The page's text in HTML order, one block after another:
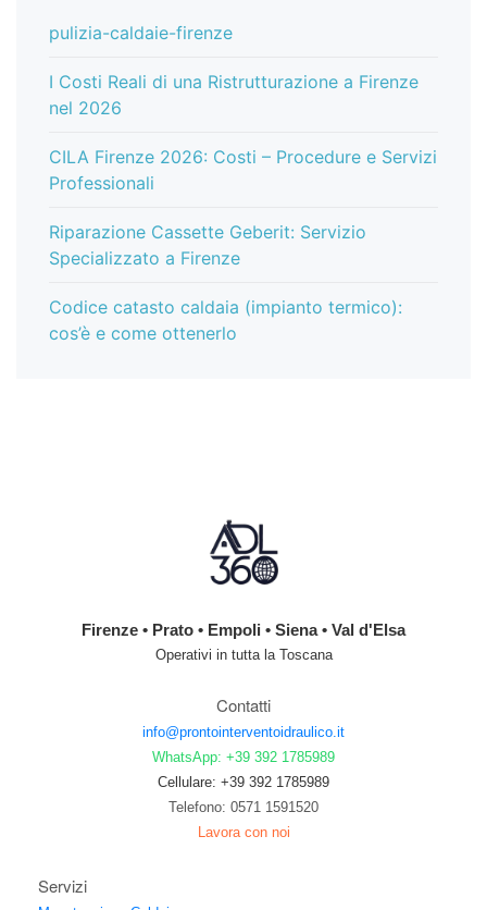
pulizia-caldaie-firenze
I Costi Reali di una Ristrutturazione a Firenze
nel 2026
CILA Firenze 2026: Costi – Procedure e Servizi
Professionali
Riparazione Cassette Geberit: Servizio
Specializzato a Firenze
Codice catasto caldaia (impianto termico):
cos’è e come ottenerlo
Firenze • Prato • Empoli • Siena • Val d'Elsa
Operativi in tutta la Toscana
Contatti
info@prontointerventoidraulico.it
WhatsApp: +39 392 1785989
Cellulare: +39 392 1785989
Telefono: 0571 1591520
Lavora con noi
Servizi